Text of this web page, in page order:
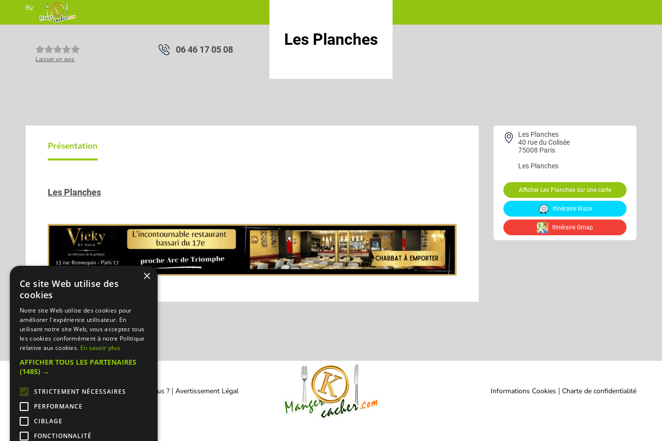
By
Les Planches
06 46 17 05 08
Laisser un avis
Les Planches
40 rue du Colisée
75008 Paris
Les Planches
Afficher Les Planches sur une carte
Itinéraire Waze
Itinéraire Gmap
Présentation
Les Planches
Contacter Manger cacher|Qui sommes-nous ? | Avertissement Légal Informations Cookies | Charte de confidentialité
×
Ce site Web utilise des
cookies
Notre site Web utilise des cookies pour
améliorer l'expérience utilisateur. En
utilisant notre site Web, vous acceptez tous
les cookies conformément à notre Politique
relative aux cookies. En savoir plus
AFFICHER TOUS LES PARTENAIRES
(1485) →
STRICTEMENT NÉCESSAIRES
PERFORMANCE
CIBLAGE
FONCTIONNALITÉ